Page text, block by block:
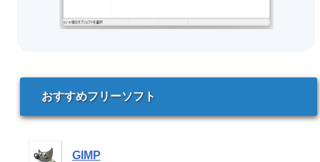
おすすめフリーソフト
GIMP